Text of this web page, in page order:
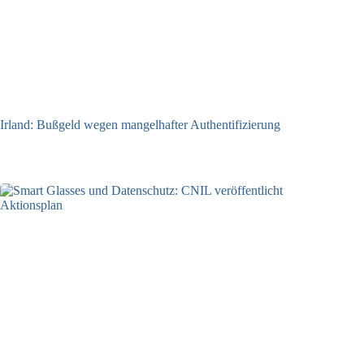
Irland: Bußgeld wegen mangelhafter Authentifizierung